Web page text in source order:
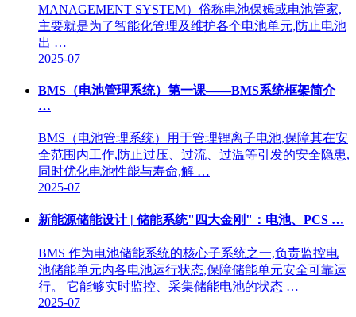
MANAGEMENT SYSTEM）俗称电池保姆或电池管家,
主要就是为了智能化管理及维护各个电池单元,防止电池
出 …
2025-07
BMS（电池管理系统）第一课——BMS系统框架简介
…
BMS（电池管理系统）用于管理锂离子电池,保障其在安
全范围内工作,防止过压、过流、过温等引发的安全隐患,
同时优化电池性能与寿命,解 …
2025-07
新能源储能设计 | 储能系统"四大金刚"：电池、PCS …
BMS 作为电池储能系统的核心子系统之一,负责监控电
池储能单元内各电池运行状态,保障储能单元安全可靠运
行。 它能够实时监控、采集储能电池的状态 …
2025-07